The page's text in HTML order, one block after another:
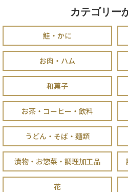
カテゴリー
鮭・かに
お肉・ハム
和菓子
お茶・コーヒー・飲料
うどん・そば・麺類
漬物・お惣菜・調理加工品
花